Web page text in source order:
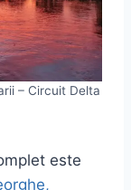
– Circuit Delta
este